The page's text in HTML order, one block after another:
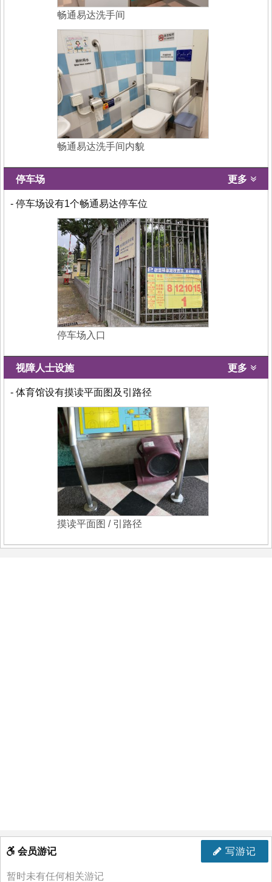
畅通易达洗手间
畅通易达洗手间内貌
停车场 更多
- 停车场设有1个畅通易达停车位
停车场入口
视障人士设施 更多
- 体育馆设有摸读平面图及引路径
摸读平面图 / 引路径
写游记
会员游记
暂时未有任何相关游记